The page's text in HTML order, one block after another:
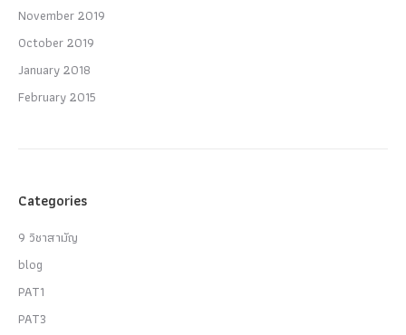
November 2019
October 2019
January 2018
February 2015
Categories
9 วิชาสามัญ
blog
PAT1
PAT3